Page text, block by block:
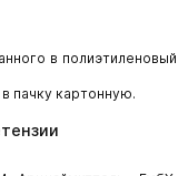
в полиэтиленовый
пачку картонную.